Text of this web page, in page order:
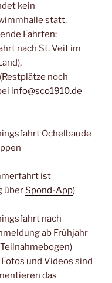
kein
statt.
Fahrten:
nach St. Veit im
noch
info@sco1910.de
Ochelbaude
ist
über Spond-App)
nach
ab Frühjahr
Fotos und Videos sind
das